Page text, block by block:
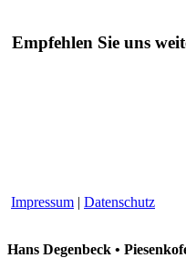
Empfehlen Sie uns
Impressum | Datenschutz
Hans Degenbeck •